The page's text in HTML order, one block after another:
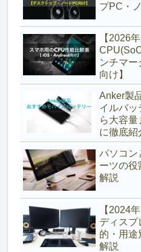
プPC・
【2026
ンチマー
向け】
Anker製
イルバッ
ら大容量
に徹底紹
パソコン
ーツの役
解説
【2024
ディスプ
的・用途
解説